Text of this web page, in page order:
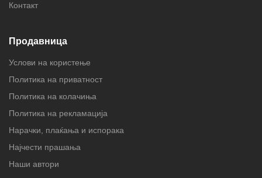
Контакт
Продавница
Услови на користење
Политика на приватност
Политика на колачиња
Политика на рекламација
Нарачки, плаќања и испорака
Најчести прашања
Наши автори